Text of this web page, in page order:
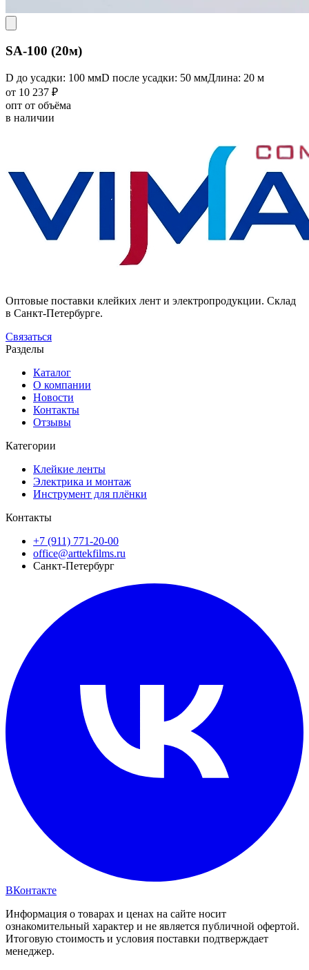
SA-100 (20м)
D до усадки: 100 ммD после усадки: 50 ммДлина: 20 м
от 10 237 ₽
опт от объёма
в наличии
Оптовые поставки клейких лент и электропродукции. Склад
в Санкт-Петербурге.
Связаться
Разделы
Каталог
О компании
Новости
Контакты
Отзывы
Категории
Клейкие ленты
Электрика и монтаж
Инструмент для плёнки
Контакты
+7 (911) 771-20-00
office@arttekfilms.ru
Санкт-Петербург
ВКонтакте
Информация о товарах и ценах на сайте носит
ознакомительный характер и не является публичной офертой.
Итоговую стоимость и условия поставки подтверждает
менеджер.